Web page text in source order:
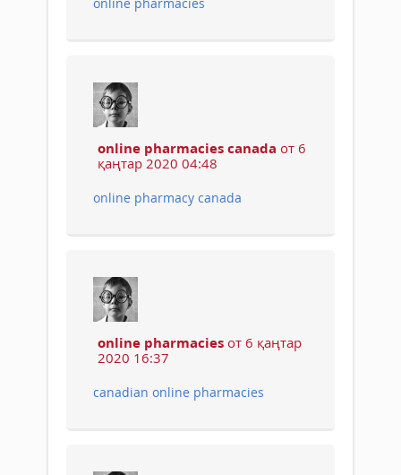
online pharmacies canada от 6
қаңтар 2020 04:48
online pharmacy canada
online pharmacies от 6 қаңтар
2020 16:37
canadian online pharmacies